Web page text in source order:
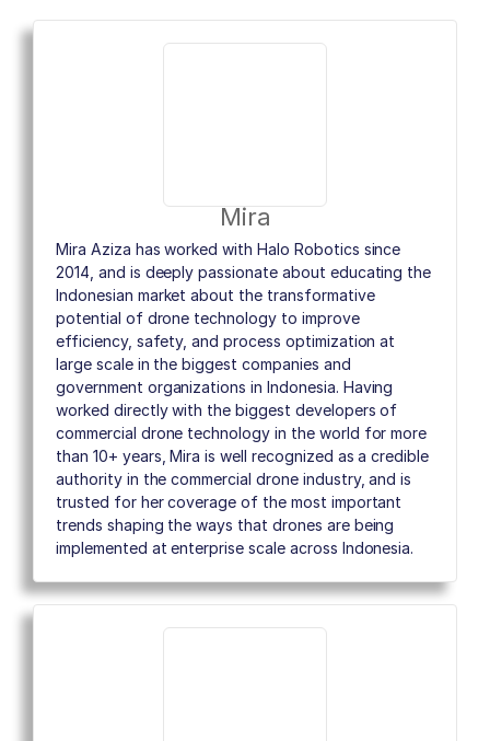
Mira
Mira Aziza has worked with Halo Robotics since
2014, and is deeply passionate about educating the
Indonesian market about the transformative
potential of drone technology to improve
efficiency, safety, and process optimization at
large scale in the biggest companies and
government organizations in Indonesia. Having
worked directly with the biggest developers of
commercial drone technology in the world for more
than 10+ years, Mira is well recognized as a credible
authority in the commercial drone industry, and is
trusted for her coverage of the most important
trends shaping the ways that drones are being
implemented at enterprise scale across Indonesia.